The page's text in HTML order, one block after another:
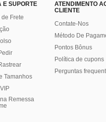
E SUPORTE
de Frete
Tamanhos
Remessa
ATENDIMENTO
CLIENTE
Contate-Nos
Método De
Pontos Bônus
Política de cupons
Perguntas